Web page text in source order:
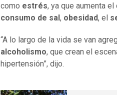
como estrés, ya que aumenta
consumo de sal, obesidad, el
“A lo largo de la vida se van
alcoholismo, que crean el
hipertensión”, dijo.